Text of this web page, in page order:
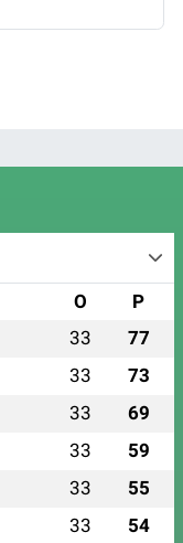
O P
33 77
33 73
33 69
33 59
33 55
33 54